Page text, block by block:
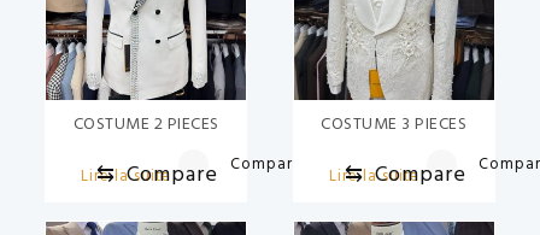
COSTUME 2 PIECES
Lire la suite
⇆ Compare Compare
COSTUME 3 PIECES
Lire la suite
⇆ Compare